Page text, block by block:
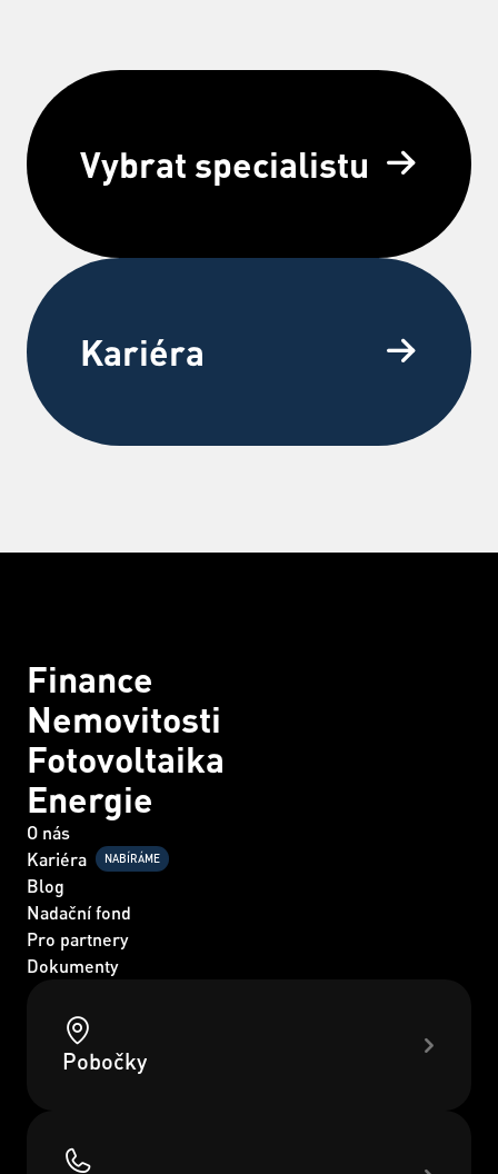
Vybrat specialistu
Kariéra
Finance
Nemovitosti
Fotovoltaika
Energie
O nás
Kariéra
NABÍRÁME
Blog
Nadační fond
Pro partnery
Dokumenty
Pobočky